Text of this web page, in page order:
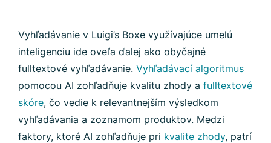
Vyhľadávanie v Luigi’s Boxe využívajúce umelú
inteligenciu ide oveľa ďalej ako obyčajné
fulltextové vyhľadávanie. Vyhľadávací algoritmus
pomocou AI zohľadňuje kvalitu zhody a fulltextové
skóre, čo vedie k relevantnejším výsledkom
vyhľadávania a zoznamom produktov. Medzi
faktory, ktoré AI zohľadňuje pri kvalite zhody, patrí